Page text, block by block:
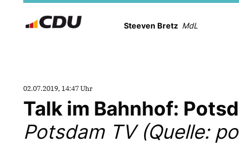
Steeven Bretz MdL
02.07.2019, 14:47 Uhr
Talk im Bahnhof:
Potsdam TV (Quelle: